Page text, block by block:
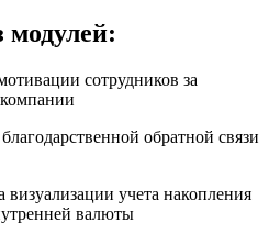
модулей:
сотрудников за
обратной связи
визуализации учета накопления
валюты